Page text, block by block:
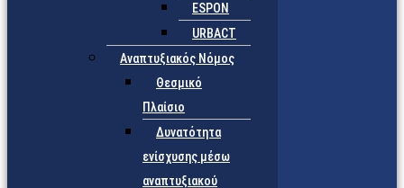
ESPON
URBACT
Αναπτυξιακός Νόμος
Θεσμικό
Πλαίσιο
Δυνατότητα
ενίσχυσης μέσω
αναπτυξιακού